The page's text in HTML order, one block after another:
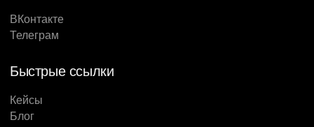
ВКонтакте
Телеграм
Быстрые ссылки
Кейсы
Блог